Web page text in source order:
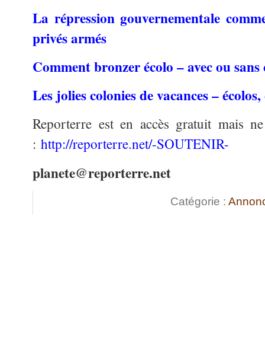
La répression gouvernementale
privés armés
Comment bronzer écolo – avec ou
Les jolies colonies de vacances –
Reporterre est en accès gratuit mais
: http://reporterre.net/-SOUTENIR-
planete@reporterre.net
Catégorie :